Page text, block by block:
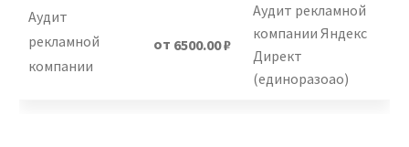
Аудит
рекламной
компании
от 6500.00₽
Аудит рекламной
компании Яндекс
Директ
(единоразоао)